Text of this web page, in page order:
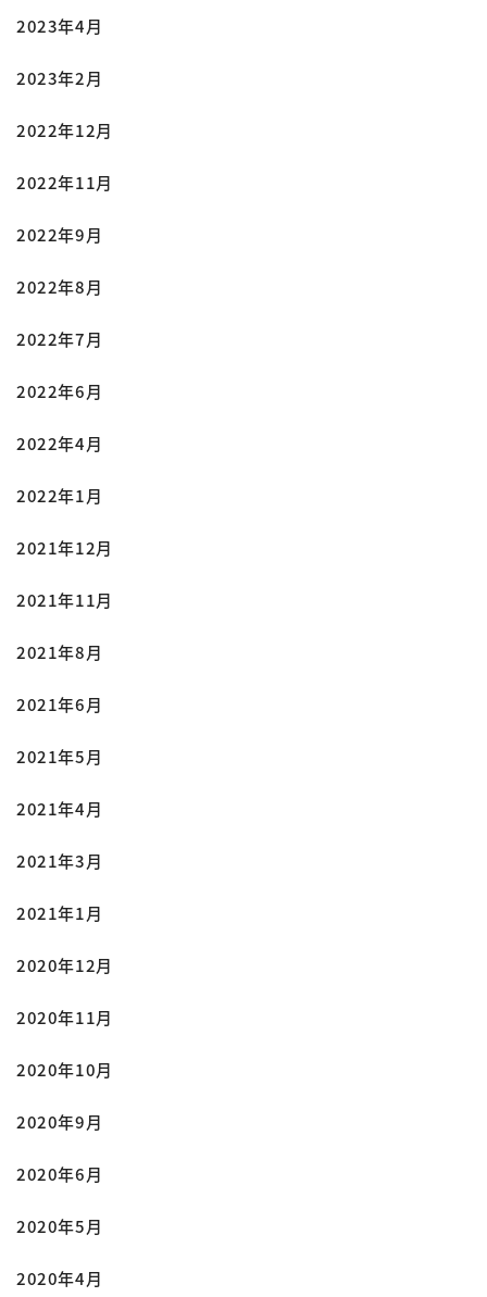
2023年4月
2023年2月
2022年12月
2022年11月
2022年9月
2022年8月
2022年7月
2022年6月
2022年4月
2022年1月
2021年12月
2021年11月
2021年8月
2021年6月
2021年5月
2021年4月
2021年3月
2021年1月
2020年12月
2020年11月
2020年10月
2020年9月
2020年6月
2020年5月
2020年4月